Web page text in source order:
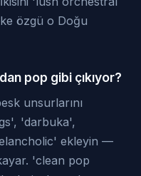
özgü o Doğu
pop gibi çıkıyor?
unsurlarını
'darbuka',
ekleyin —
'clean pop